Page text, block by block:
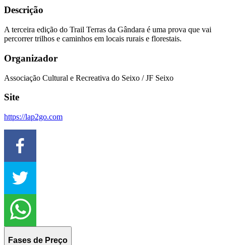
Descrição
A terceira edição do Trail Terras da Gândara é uma prova que vai
percorrer trilhos e caminhos em locais rurais e florestais.
Organizador
Associação Cultural e Recreativa do Seixo / JF Seixo
Site
https://lap2go.com
Fases de Preço